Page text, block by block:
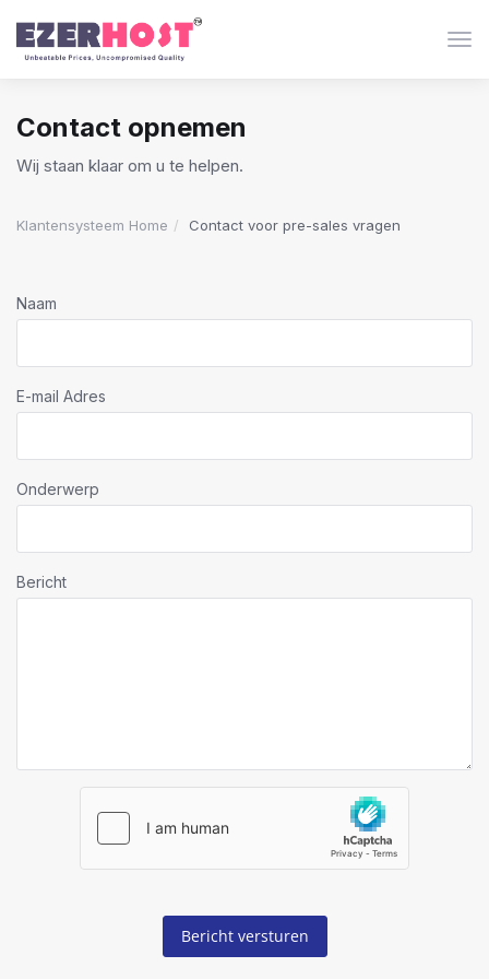
Contact opnemen
Wij staan klaar om u te helpen.
Klantensysteem Home Contact voor pre-sales vragen
Naam
E-mail Adres
Onderwerp
Bericht
Bericht versturen